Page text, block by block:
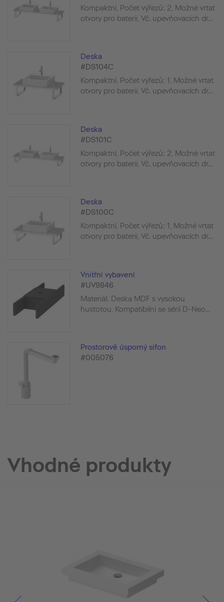
Kompaktní, Počet výřezů: 2, Možné vrtat
otvory pro baterii, Vč. upevňovacích dr...
Deska
#DS104C
Kompaktní, Počet výřezů: 1, Možné vrtat
otvory pro baterii, Vč. upevňovacích dr...
Deska
#DS101C
Kompaktní, Počet výřezů: 2, Možné vrtat
otvory pro baterii, Vč. upevňovacích dr...
Deska
#DS100C
Kompaktní, Počet výřezů: 1, Možné vrtat
otvory pro baterii, Vč. upevňovacích dr...
Vnitřní vybavení
#UV9846
Materiál: Deska MDF s vysokou
hustotou, Kompatibilní se sérií D-Neo...
Prostorově úsporný sifon
#005076
Vhodné produkty